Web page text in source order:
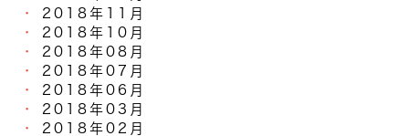
2018年11月
2018年10月
2018年08月
2018年07月
2018年06月
2018年03月
2018年02月